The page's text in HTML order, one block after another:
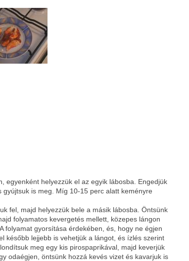
Google
egyenként helyezzük el az egyik lábosba. Engedjük
is meg. Míg 10-15 perc alatt keményre
fel, majd helyezzük bele a másik lábosba. Öntsünk
folyamatos kevergetés mellett, közepes lángon
folyamat gyorsítása érdekében, és, hogy ne égjen
később lejjebb is vehetjük a lángot, és ízlés szerint
meg egy kis pirospaprikával, majd keverjük
odaégjen, öntsünk hozzá kevés vizet és kavarjuk is